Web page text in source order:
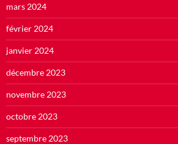
mars 2024
février 2024
janvier 2024
décembre 2023
novembre 2023
octobre 2023
septembre 2023